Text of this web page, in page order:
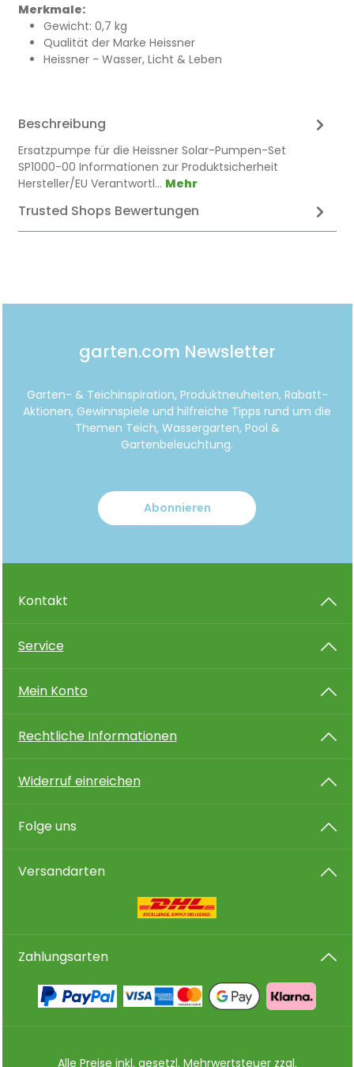
Merkmale:
Gewicht: 0,7 kg
Qualität der Marke Heissner
Heissner - Wasser, Licht & Leben
Beschreibung
Ersatzpumpe für die Heissner Solar-Pumpen-Set
SP1000-00 Informationen zur Produktsicherheit
Hersteller/EU Verantwortl… Mehr
Trusted Shops Bewertungen
garten.com Newsletter
Garten- & Teichinspiration, Produktneuheiten, Rabatt-
Aktionen, Gewinnspiele und hilfreiche Tipps rund um die
Themen Teich, Wassergarten, Pool &
Gartenbeleuchtung.
Abonnieren
Kontakt
Service
Mein Konto
Rechtliche Informationen
Widerruf einreichen
Folge uns
Versandarten
Zahlungsarten
Alle Preise inkl. gesetzl. Mehrwertsteuer zzgl.